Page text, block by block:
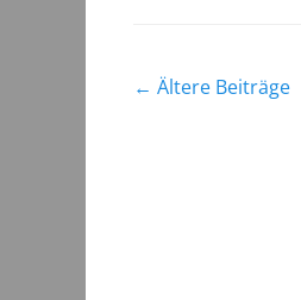
← Ältere Beiträge